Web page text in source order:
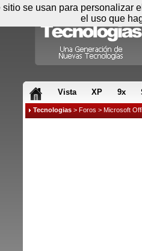
Vista XP 9x
Tecnologias > Foros > Microsoft
sitio se usan para personalizar
el uso que